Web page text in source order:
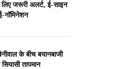
जरूरी अलर्ट, ई-साइन
नॉमिनेशन
के बीच बयानबाजी
तापमान